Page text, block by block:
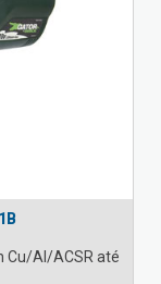
Cu/Al/ACSR até